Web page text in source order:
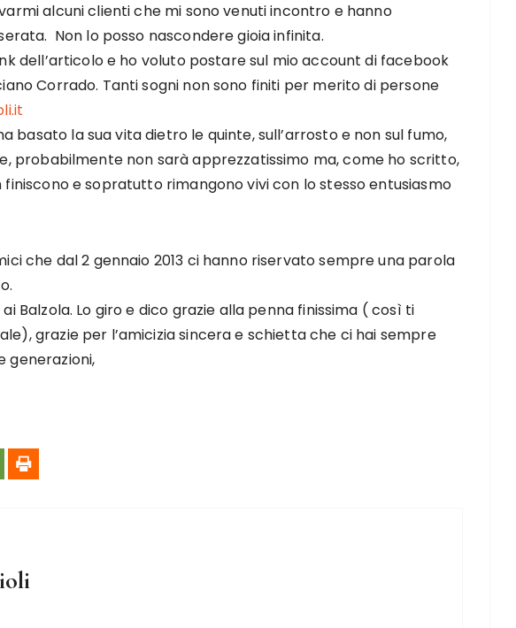
alcuni clienti che mi sono venuti incontro e hanno
Non lo posso nascondere gioia infinita.
dell’articolo e ho voluto postare sul mio account di facebook
Corrado. Tanti sogni non sono finiti per merito di persone
basato la sua vita dietro le quinte, sull’arrosto e non sul fumo,
probabilmente non sarà apprezzatissimo ma, come ho scritto,
e sopratutto rimangono vivi con lo stesso entusiasmo
che dal 2 gennaio 2013 ci hanno riservato sempre una parola
Balzola. Lo giro e dico grazie alla penna finissima ( così ti
grazie per l’amicizia sincera e schietta che ci hai sempre
generazioni,